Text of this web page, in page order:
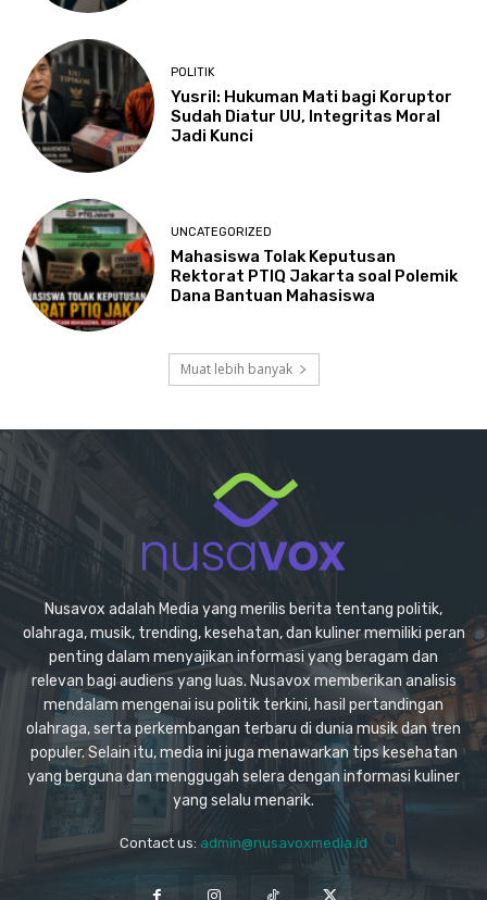
POLITIK
Yusril: Hukuman Mati bagi Koruptor
Sudah Diatur UU, Integritas Moral
Jadi Kunci
UNCATEGORIZED
Mahasiswa Tolak Keputusan
Rektorat PTIQ Jakarta soal Polemik
Dana Bantuan Mahasiswa
Muat lebih banyak
Nusavox adalah Media yang merilis berita tentang politik,
olahraga, musik, trending, kesehatan, dan kuliner memiliki peran
penting dalam menyajikan informasi yang beragam dan
relevan bagi audiens yang luas. Nusavox memberikan analisis
mendalam mengenai isu politik terkini, hasil pertandingan
olahraga, serta perkembangan terbaru di dunia musik dan tren
populer. Selain itu, media ini juga menawarkan tips kesehatan
yang berguna dan menggugah selera dengan informasi kuliner
yang selalu menarik.
Contact us: admin@nusavoxmedia.id